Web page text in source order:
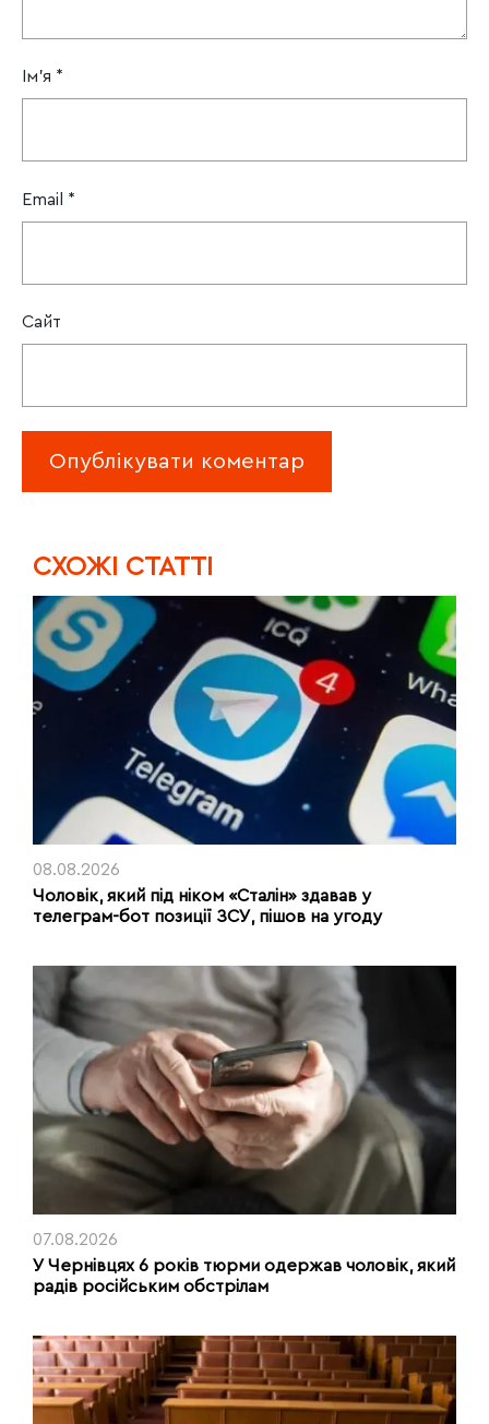
Ім'я *
Email *
Сайт
CХОЖІ СТАТТІ
08.08.2026
Чоловік, який під ніком «Сталін» здавав у
телеграм-бот позиції ЗСУ, пішов на угоду
07.08.2026
У Чернівцях 6 років тюрми одержав чоловік, який
радів російським обстрілам